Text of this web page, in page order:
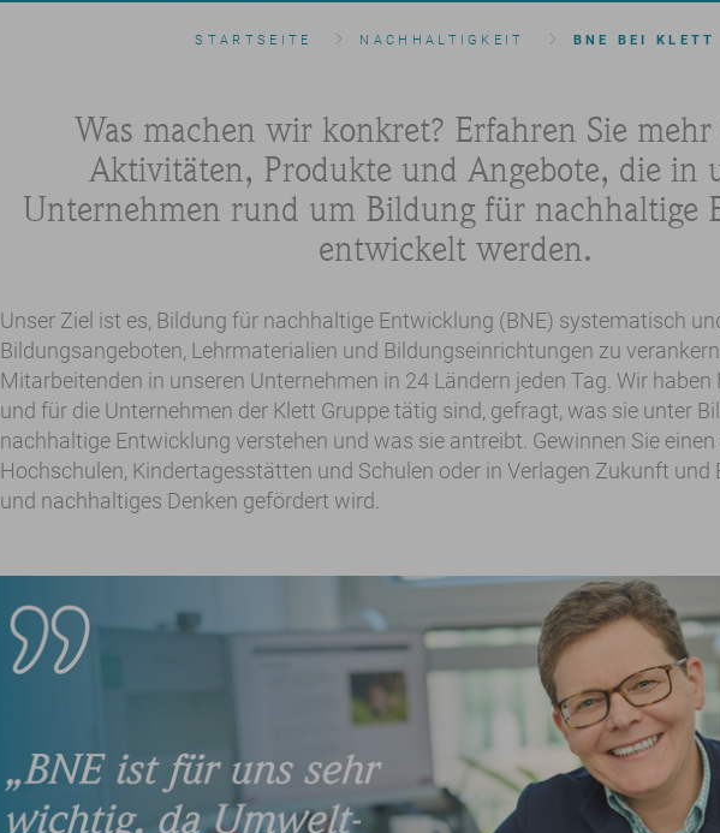
STARTSEITE NACHHALTIGKEIT BNE BEI KLETT
Was machen wir konkret? Erfahren Sie
Aktivitäten, Produkte und Angebote, die in
Unternehmen rund um Bildung für nachhaltige
entwickelt werden.
Unser Ziel ist es, Bildung für nachhaltige Entwicklung (BNE) systematisch
Bildungsangeboten, Lehrmaterialien und Bildungseinrichtungen zu
Mitarbeitenden in unseren Unternehmen in 24 Ländern jeden Tag. Wir haben
und für die Unternehmen der Klett Gruppe tätig sind, gefragt, was sie unter
nachhaltige Entwicklung verstehen und was sie antreibt. Gewinnen Sie einen
Hochschulen, Kindertagesstätten und Schulen oder in Verlagen Zukunft und
und nachhaltiges Denken gefördert wird.